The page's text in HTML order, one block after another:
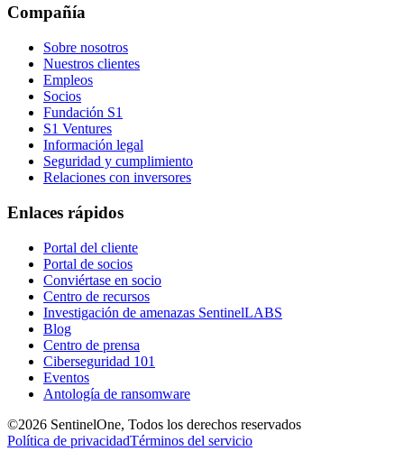
Compañía
Sobre nosotros
Nuestros clientes
Empleos
Socios
Fundación S1
S1 Ventures
Información legal
Seguridad y cumplimiento
Relaciones con inversores
Enlaces rápidos
Portal del cliente
Portal de socios
Conviértase en socio
Centro de recursos
Investigación de amenazas SentinelLABS
Blog
Centro de prensa
Ciberseguridad 101
Eventos
Antología de ransomware
©2026 SentinelOne, Todos los derechos reservados
Política de privacidadTérminos del servicio